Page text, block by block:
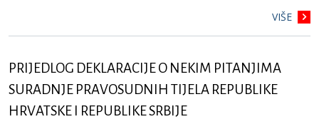
VIŠE
PRIJEDLOG DEKLARACIJE O NEKIM PITANJIMA
SURADNJE PRAVOSUDNIH TIJELA REPUBLIKE
HRVATSKE I REPUBLIKE SRBIJE